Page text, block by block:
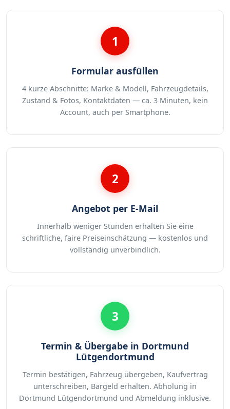
1
Formular ausfüllen
4 kurze Abschnitte: Marke & Modell, Fahrzeugdetails,
Zustand & Fotos, Kontaktdaten — ca. 3 Minuten, kein
Account, auch per Smartphone.
2
Angebot per E-Mail
Innerhalb weniger Stunden erhalten Sie eine
schriftliche, faire Preiseinschätzung — kostenlos und
vollständig unverbindlich.
3
Termin & Übergabe in Dortmund
Lütgendortmund
Termin bestätigen, Fahrzeug übergeben, Kaufvertrag
unterschreiben, Bargeld erhalten. Abholung in
Dortmund Lütgendortmund und Abmeldung inklusive.